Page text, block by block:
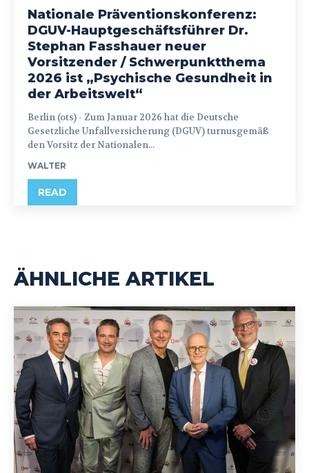
Nationale Präventionskonferenz:
DGUV-Hauptgeschäftsführer Dr.
Stephan Fasshauer neuer
Vorsitzender / Schwerpunktthema
2026 ist „Psychische Gesundheit in
der Arbeitswelt“
Berlin (ots) - Zum Januar 2026 hat die Deutsche
Gesetzliche Unfallversicherung (DGUV) turnusgemäß
den Vorsitz der Nationalen...
WALTER
READ
ÄHNLICHE ARTIKEL